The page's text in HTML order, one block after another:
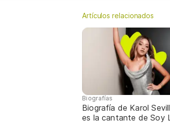
Artículos relacionados
Biografías
Biografía de Karol
es la cantante de Soy